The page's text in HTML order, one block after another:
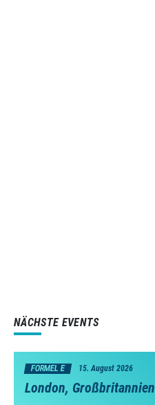
NÄCHSTE EVENTS
FORMEL E 15. August 2026
London, Großbritannien